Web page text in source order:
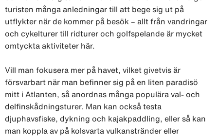
turisten många anledningar till att bege sig ut på
utflykter när de kommer på besök – allt från vandringar
och cykelturer till ridturer och golfspelande är mycket
omtyckta aktiviteter här.
Vill man fokusera mer på havet, vilket givetvis är
försvarbart när man befinner sig på en liten paradisö
mitt i Atlanten, så anordnas många populära val- och
delfinskådningsturer. Man kan också testa
djuphavsfiske, dykning och kajakpaddling, eller så kan
man koppla av på kolsvarta vulkanstränder eller